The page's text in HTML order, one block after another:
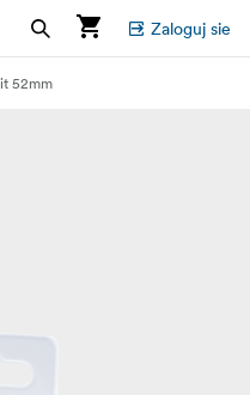
Zaloguj sie
52mm